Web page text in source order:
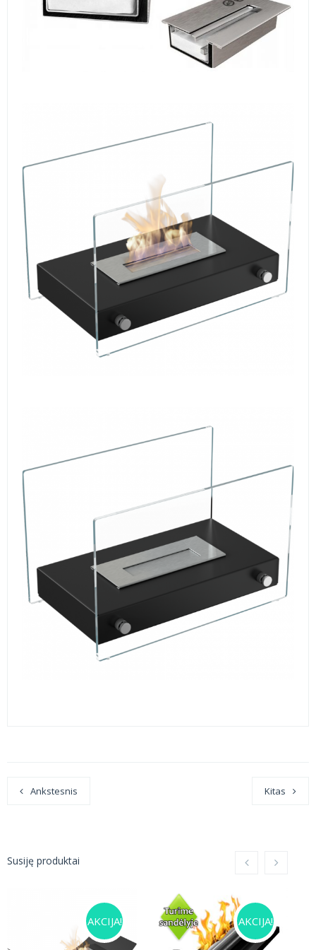
Ankstesnis Kitas
Susiję produktai
AKCIJA! AKCIJA!